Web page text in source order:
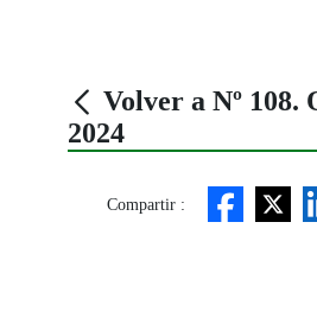
Volver a Nº 108.
2024
Compartir :